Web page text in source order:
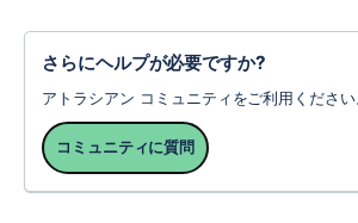
さらにヘルプが必要ですか?
アトラシアン コミュニティをご利用ください
コミュニティに質問